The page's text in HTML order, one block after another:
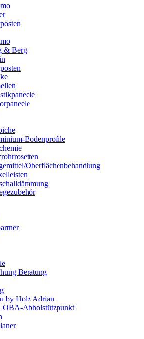
& Berg
Bodenprofile
Oberflächenbehandlung
Beratung
by Holz Adrian
Abholstützpunkt